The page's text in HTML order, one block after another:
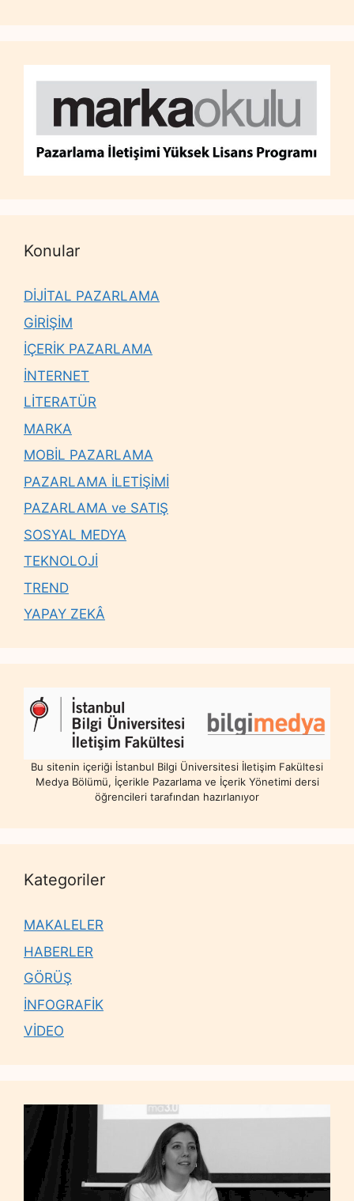
Konular
DİJİTAL PAZARLAMA
GİRİŞİM
İÇERİK PAZARLAMA
İNTERNET
LİTERATÜR
MARKA
MOBİL PAZARLAMA
PAZARLAMA İLETİŞİMİ
PAZARLAMA ve SATIŞ
SOSYAL MEDYA
TEKNOLOJİ
TREND
YAPAY ZEKÂ
Bu sitenin içeriği İstanbul Bilgi Üniversitesi İletişim Fakültesi
Medya Bölümü, İçerikle Pazarlama ve İçerik Yönetimi dersi
öğrencileri tarafından hazırlanıyor
Kategoriler
MAKALELER
HABERLER
GÖRÜŞ
İNFOGRAFİK
VİDEO